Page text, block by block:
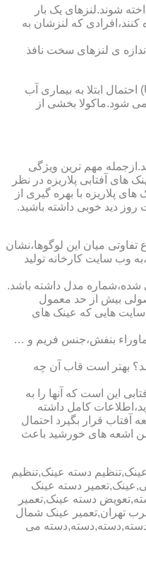
شوند.لنزهای یک بار
که لنزشان به
ی لنزهای سخت نافذ
چشم و خطرات اشعه ماورای بنفش نور خورشید اشعه ماورای بنفش نور خورشید به پوست آسیب می زند.همچنین برای عدسی و قرنیه چشم مضراست.اشعه ماورای بنفش (UV) احتمال ابتلا به بیماری آب
شود.ماکولا بخشی از
مهم ترین ویژگی
در ساخت عینک های آفتابی پلاریزه در نظر
پلاریزه با بهره گیری از
روز دید خوبی داشته باشید.
میان این لوگوها،نشان
وب سایت کارخانه تولید
مدل داشته باشد.
بیش از حد معمول
هایی که عینک های
ماوراء بنفش،جنس فریم و …
بهتر است قاب آن چه
این است که آنها را به
کامل داشته
قرار بگیرد احتمال
اشعه های خورشید باعث
دسته عینک,تنظیم
دسته عینک
دسته عینک,تعمیر
غرب تهران,تعمیر عینک شمال
می